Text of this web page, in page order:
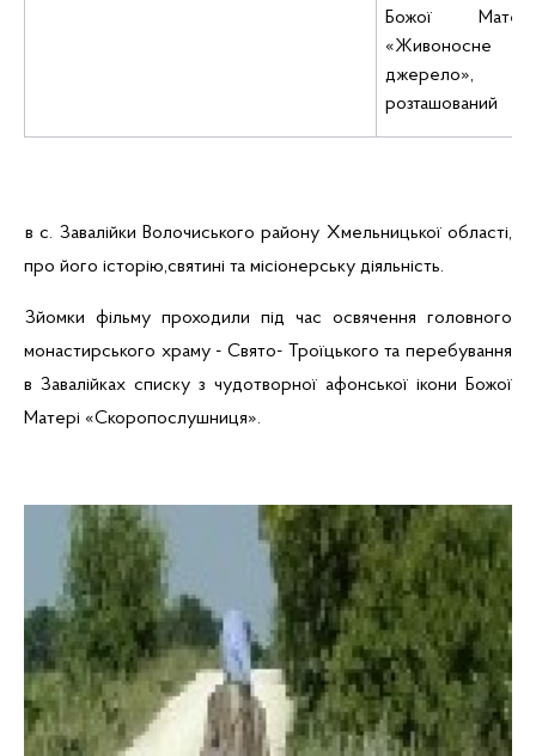
Божої Матері
«Живоносне
джерело»,
розташований
в с. Завалійки Волочиського району Хмельницької області,
про його історію,святині та місіонерську діяльність.
Зйомки фільму проходили під час освячення головного
монастирського храму - Свято- Троїцького та перебування
в Завалійках списку з чудотворної афонської ікони Божої
Матері «Скоропослушниця».